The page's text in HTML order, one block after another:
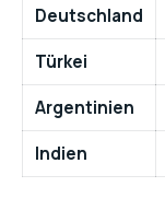
Deutschland
Türkei
Argentinien
Indien